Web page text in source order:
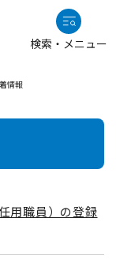
検索・メニュー
情報
用職員）の登録